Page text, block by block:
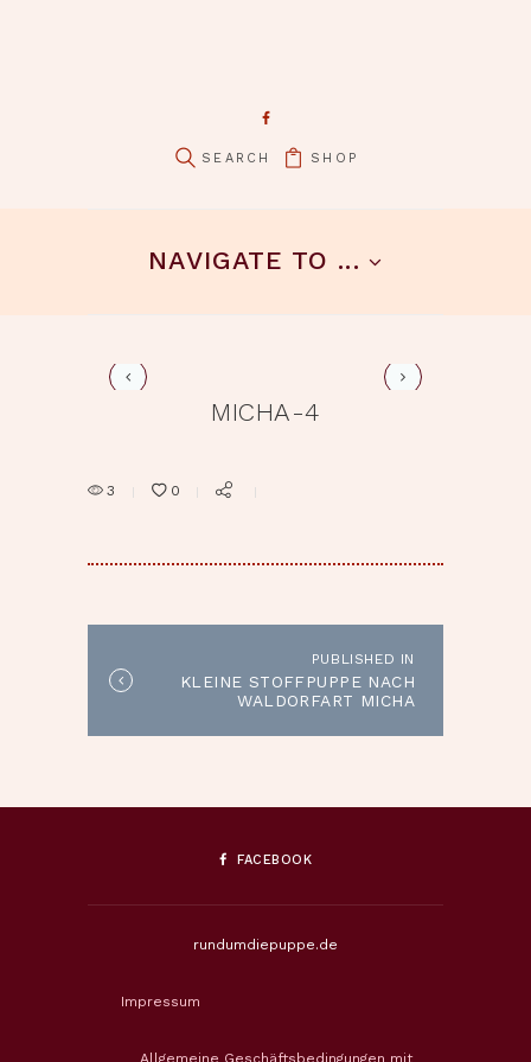
SHOP
NAVIGATE TO ...
mich-3
MICHA-4
3 0
PUBLISHED IN
post:
KLEINE STOFFPUPPE NACH
WALDORFART MICHA
FACEBOOK
rundumdiepuppe.de
Impressum
Allgemeine Geschäftsbedingungen mit